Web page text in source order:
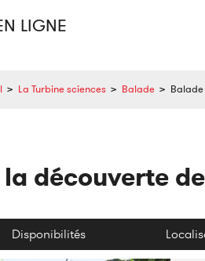
LIGNE
> La Turbine sciences > Balade >
découverte
Disponibilités